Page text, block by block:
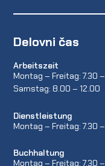
Delovni čas
Arbeitszeit
Montag – Freitag: 7.30
Samstag: 8.00 – 12.00
Dienstleistung
Montag – Freitag: 7.30
Buchhaltung
Montag – Freitag: 7.30